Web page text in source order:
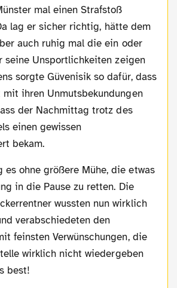
mal einen Strafstoß
lag er sicher richtig, hätte dem
auch ruhig mal die ein oder
seine Unsportlichkeiten zeigen
sorgte Güvenisik so dafür, dass
ihren Unmutsbekundungen
der Nachmittag trotz des
einen gewissen
bekam.
in die Pause zu retten. Die
wussten nun wirklich
verabschiedeten den
feinsten Verwünschungen, die
wirklich nicht wiedergeben
best!